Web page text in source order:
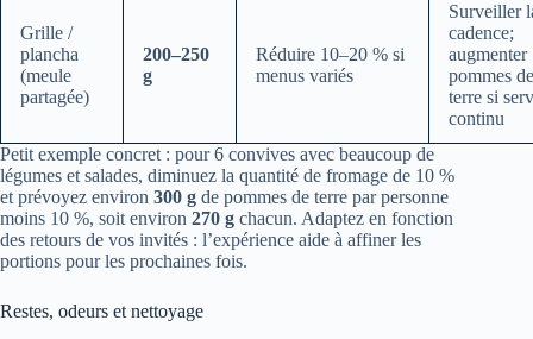
Grille /
plancha
(meule
partagée)
200–250
g
Réduire 10–20 % si
menus variés
Surveiller
cadence;
augmenter
pommes de
terre si
continu
Petit exemple concret : pour 6 convives avec beaucoup de
légumes et salades, diminuez la quantité de fromage de 10 %
et prévoyez environ 300 g de pommes de terre par personne
moins 10 %, soit environ 270 g chacun. Adaptez en fonction
des retours de vos invités : l’expérience aide à affiner les
portions pour les prochaines fois.
Restes, odeurs et nettoyage